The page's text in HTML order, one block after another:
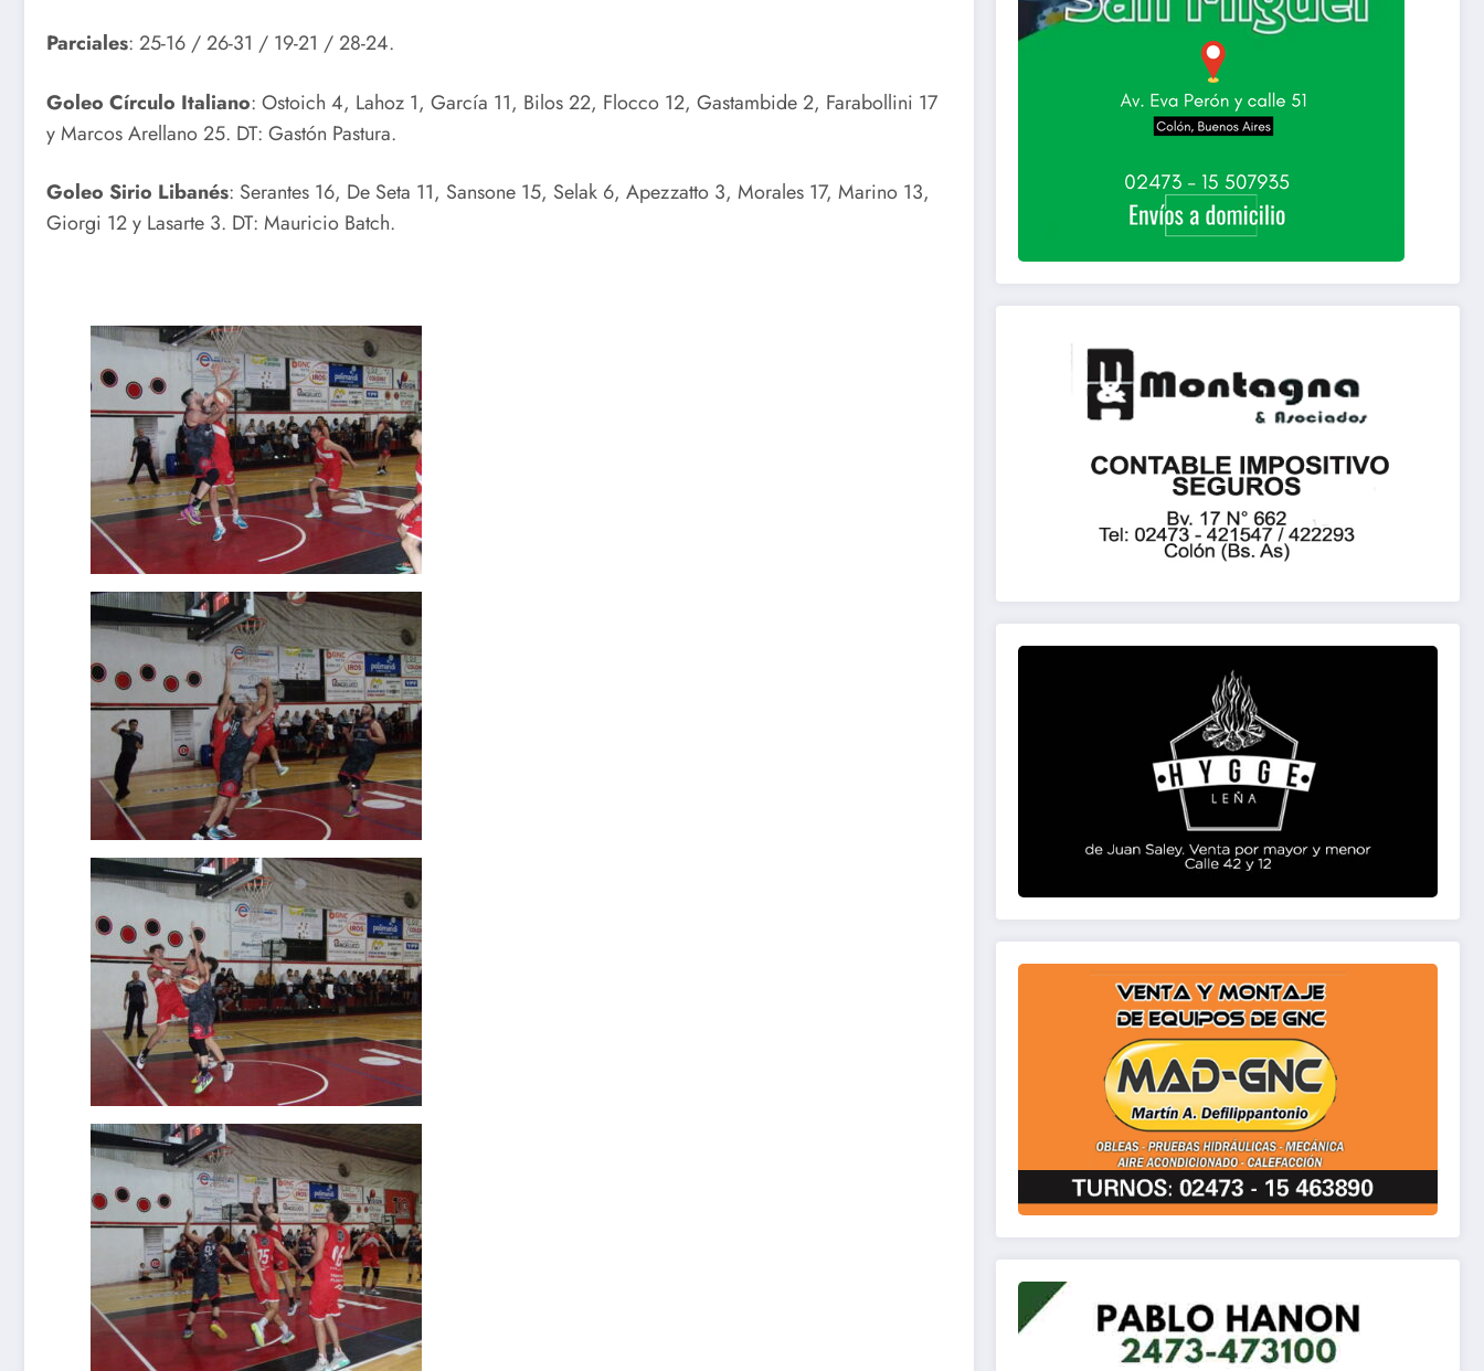
Parciales: 25-16 / 26-31 / 19-21 / 28-24.
Goleo Círculo Italiano: Ostoich 4, Lahoz 1, García 11, Bilos 22, Flocco 12, Gastambide 2, Farabollini 17
y Marcos Arellano 25. DT: Gastón Pastura.
Goleo Sirio Libanés: Serantes 16, De Seta 11, Sansone 15, Selak 6, Apezzatto 3, Morales 17, Marino 13,
Giorgi 12 y Lasarte 3. DT: Mauricio Batch.